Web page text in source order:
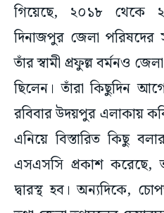
গিয়েছে, ২০১৮ থেকে
দিনাজপুর জেলা পরিষদের
তাঁর স্বামী প্রফুল্ল বর্মনও
ছিলেন। তাঁরা কিছুদিন
রবিবার উদয়পুর এলাকায়
এনিয়ে বিস্তারিত কিছু
এসএসসি প্রকাশ করেছে,
দ্বারস্থ হব। অন্যদিকে,